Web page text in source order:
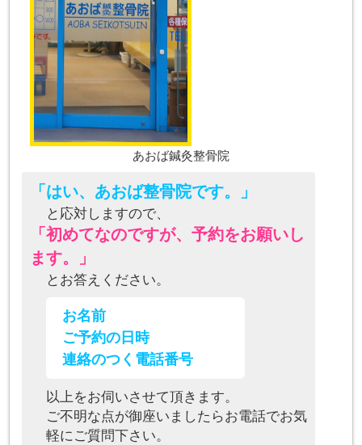
あおば鍼灸整骨院
「はい、あおば整骨院です。」
と応対しますので、
「初めてなのですが、予約をお願いし
ます。」
とお答えください。
お名前
ご予約の日時
連絡のつく電話番号
以上をお伺いさせて頂きます。
ご不明な点が御座いましたらお電話でお気
軽にご質問下さい。